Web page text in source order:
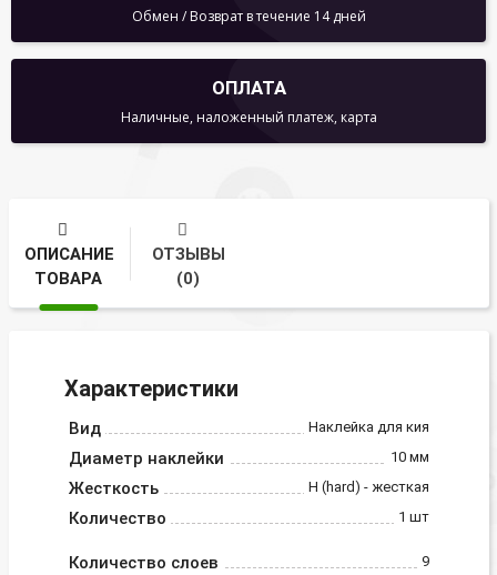
Обмен / Возврат в течение 14 дней
ОПЛАТА
Наличные, наложенный платеж, карта
ОПИСАНИЕ
ТОВАРА
ОТЗЫВЫ
(0)
Характеристики
Вид Наклейка для кия
Диаметр наклейки 10 мм
Жесткость H (hard) - жесткая
Количество 1 шт
Количество слоев 9